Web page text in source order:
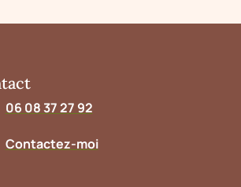
06 08 37 27 92
Contactez-moi